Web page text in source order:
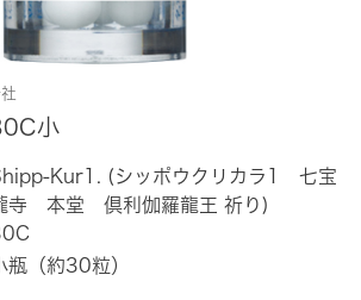
小
Kur1. (シッポウクリカラ1 七宝
寺 本堂 倶利伽羅龍王 祈り)
瓶（約30粒）